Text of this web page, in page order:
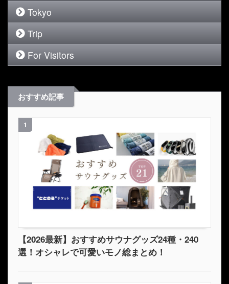
Tokyo
Trip
For Visitors
おすすめ記事
1
【2026最新】おすすめサウナグッズ24種・240
選！オシャレで可愛いモノ総まとめ！